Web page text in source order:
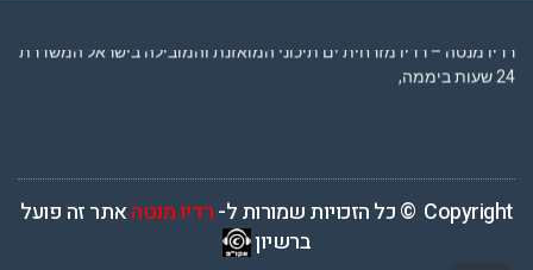
רדיו מנטה – רדיו מזרחית ים תיכוני המואזנת והמובילה בישראל המשדרת
24 שעות ביממה,
Copyright © כל הזכויות שמורות ל- רדיו מנטהאתר זה פועל
ברשיון